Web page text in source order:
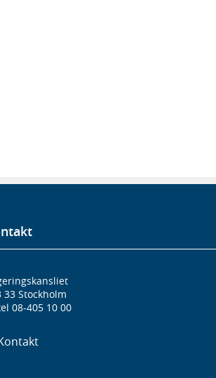
33 Stockholm
08-405 10 00